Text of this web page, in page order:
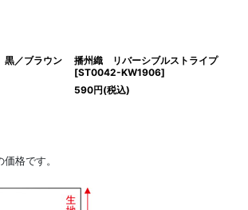
／ブラウン
播州織 リバーシブルストライプ
[ST0042-KW1906]
590円(税込)
格です。